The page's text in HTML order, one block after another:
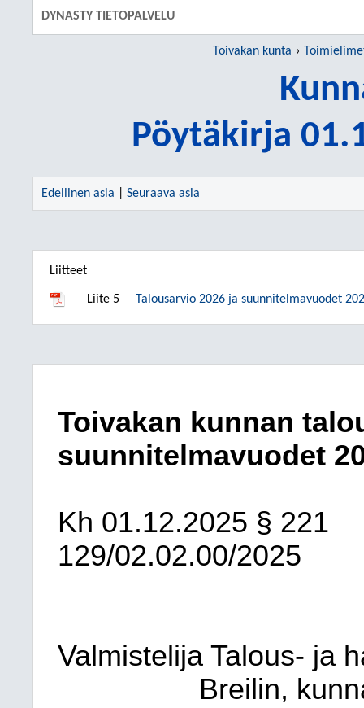
DYNASTY TIETOPALVELU
Toivakan kunta
Pöytäkirja
Edellinen asia Seuraava asia
Liitteet
Liite 5 Talousarvio 2026 ja suunnitelmavuodet
Toivakan kunnan
suunnitelmavuodet
Kh 01.12.2025 § 221
129/02.02.00/2025
Valmistelija Talous- ja
Breilin,